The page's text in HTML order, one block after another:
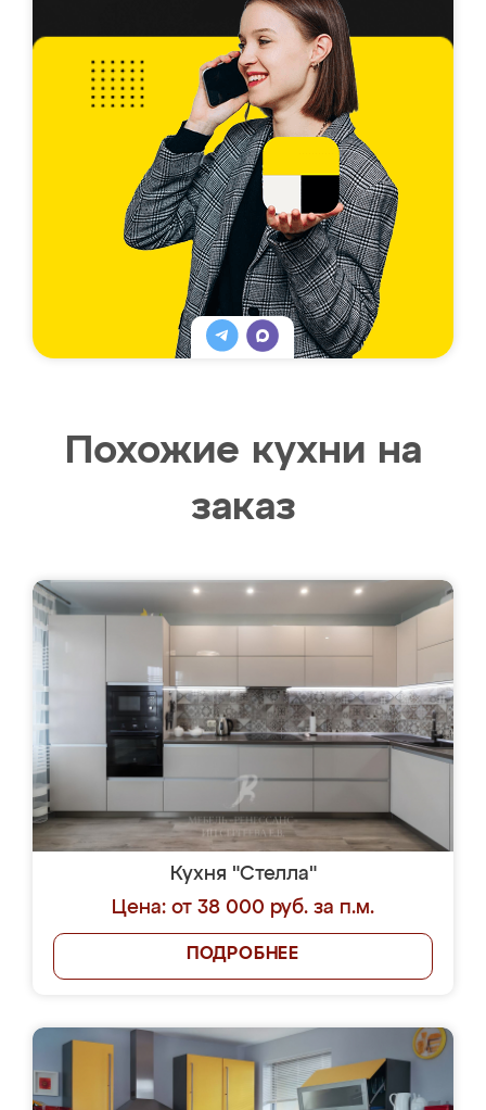
Похожие кухни на
заказ
Кухня "Стелла"
Цена: от 38 000 руб. за п.м.
ПОДРОБНЕЕ